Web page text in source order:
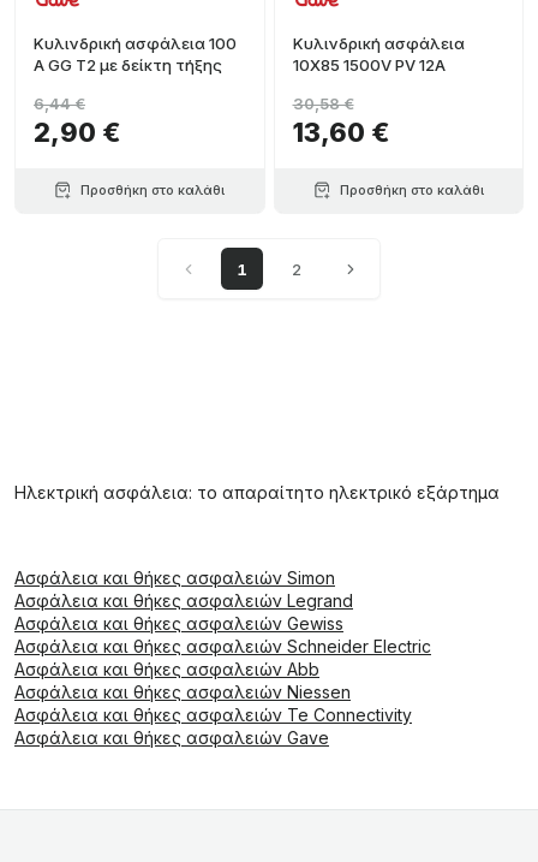
Κυλινδρική ασφάλεια 100
Α GG T2 με δείκτη τήξης
2,90 €
6,44 €
Προσθήκη στο καλάθι
Κυλινδρική ασφάλεια
10X85 1500V PV 12A
13,60 €
30,58 €
Προσθήκη στο καλάθι
1 2
Ηλεκτρική ασφάλεια: το απαραίτητο ηλεκτρικό εξάρτημα
Ασφάλεια και θήκες ασφαλειών Simon
Ασφάλεια και θήκες ασφαλειών Legrand
Ασφάλεια και θήκες ασφαλειών Gewiss
Ασφάλεια και θήκες ασφαλειών Schneider Electric
Ασφάλεια και θήκες ασφαλειών Abb
Ασφάλεια και θήκες ασφαλειών Niessen
Ασφάλεια και θήκες ασφαλειών Te Connectivity
Ασφάλεια και θήκες ασφαλειών Gave